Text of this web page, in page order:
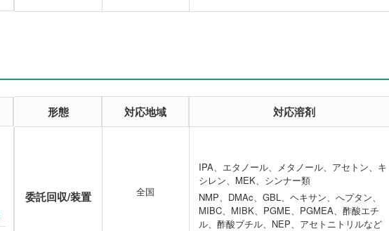
形態 対応地域 対応溶剤
委託回収/装置 全国
IPA、エタノール、メタノール、アセトン、キ
シレン、MEK、シンナー類
NMP、DMAc、GBL、ヘキサン、へプタン、
MIBC、MIBK、PGME、PGMEA、酢酸エチ
ル、酢酸ブチル、NEP、アセトニトリルなど